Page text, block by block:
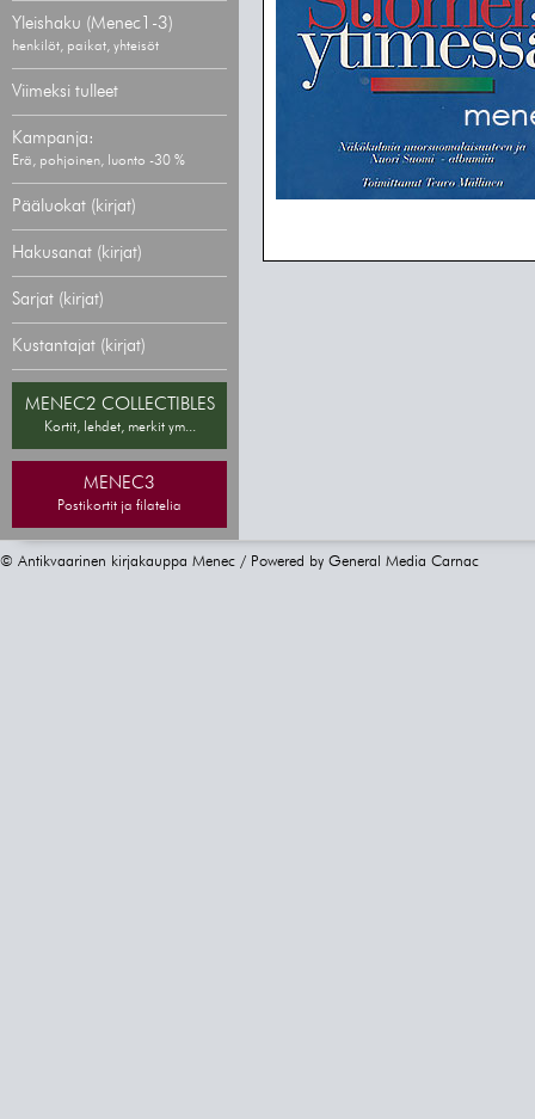
Yleishaku (Menec1-3)
henkilöt, paikat, yhteisöt
Viimeksi tulleet
Kampanja:
Erä, pohjoinen, luonto -30 %
Pääluokat (kirjat)
Hakusanat (kirjat)
Sarjat (kirjat)
Kustantajat (kirjat)
MENEC2 COLLECTIBLES
Kortit, lehdet, merkit ym...
MENEC3
Postikortit ja filatelia
© Antikvaarinen kirjakauppa Menec / Powered by General Media Carnac